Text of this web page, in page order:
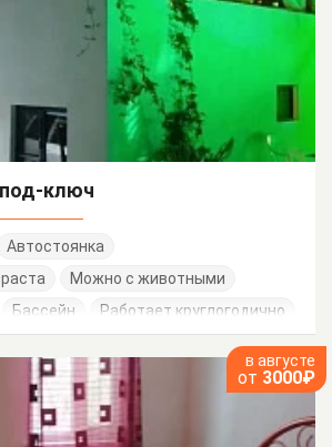
ключ
Автостоянка
Можно с животными
Бассейн Работает круглогодично
в августе
от 3000₽